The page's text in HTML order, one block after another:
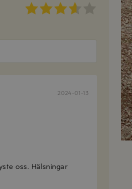
2024-01-13
oss. Hälsningar